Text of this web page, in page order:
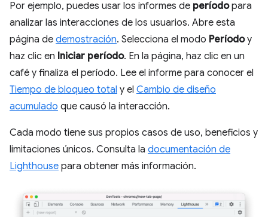
Por ejemplo, puedes usar los informes de períodopara
analizar las interacciones de los usuarios. Abre esta
página de demostración. Selecciona el modo Períodoy
haz clic en Iniciar período. En la página, haz clic en un
café y finaliza el período. Lee el informe para conocer el
Tiempo de bloqueo total y el Cambio de diseño
acumulado que causó la interacción.
Cada modo tiene sus propios casos de uso, beneficios y
limitaciones únicos. Consulta la documentación de
Lighthouse para obtener más información.